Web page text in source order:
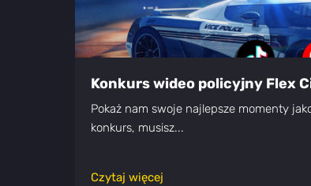
Konkurs wideo policyjny Flex
Pokaż nam swoje najlepsze momenty
konkurs, musisz...
Czytaj więcej